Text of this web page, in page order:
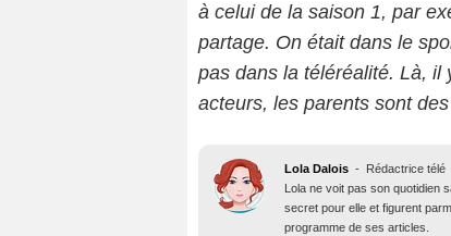
à celui de la saison 1, par
partage. On était dans le
pas dans la téléréalité. Là, il
acteurs, les parents sont
Lola Dalois -
Rédactrice télé
Lola ne voit pas son quotidien
secret pour elle et figurent
programme de ses articles.